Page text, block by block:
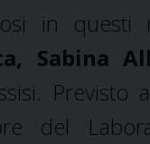
in questi
Sabina
Previsto
del